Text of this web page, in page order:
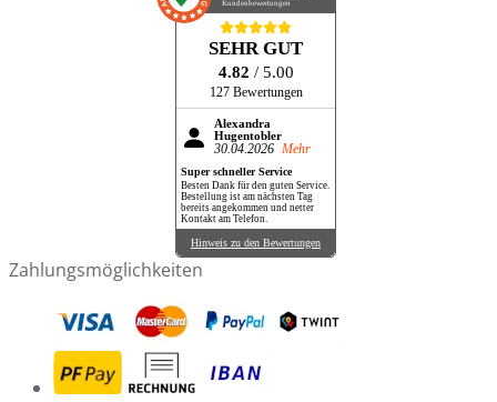
Kundenbewertungen
SEHR GUT
4.82 / 5.00
127 Bewertungen
Alexandra
Hugentobler
30.04.2026 Mehr
Super schneller Service
Besten Dank für den guten Service.
Bestellung ist am nächsten Tag
bereits angekommen und netter
Kontakt am Telefon.
Hinweis zu den Bewertungen
Zahlungsmöglichkeiten